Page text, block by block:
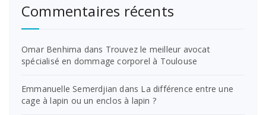
Commentaires récents
Omar Benhima dans Trouvez le meilleur avocat
spécialisé en dommage corporel à Toulouse
Emmanuelle Semerdjian dans La différence entre une
cage à lapin ou un enclos à lapin ?